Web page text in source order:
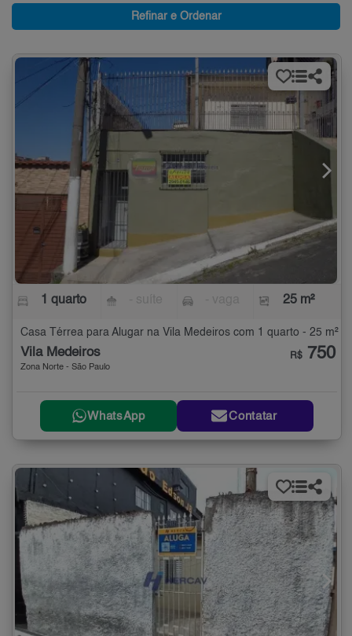
Refinar e Ordenar
1 quarto 25 m²
Casa Térrea para Alugar na Vila Medeiros com 1 quarto - 25 m²
Vila Medeiros
Zona Norte - São Paulo
R$ 750
WhatsApp Contatar